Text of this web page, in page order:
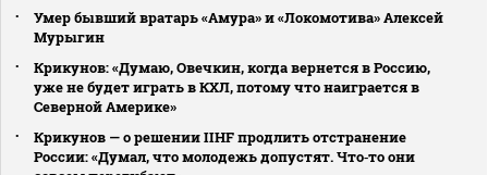
Умер бывший вратарь «Амура» и «Локомотива» Алексей
Мурыгин
Крикунов: «Думаю, Овечкин, когда вернется в Россию,
уже не будет играть в КХЛ, потому что наиграется в
Северной Америке»
Крикунов — о решении IIHF продлить отстранение
России: «Думал, что молодежь допустят. Что‑то они